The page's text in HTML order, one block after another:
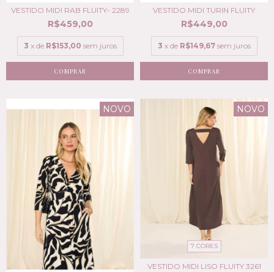
VESTIDO MIDI RAB FLUITY- 2289
R$459,00
3 x de R$153,00 sem juros
COMPRAR
VESTIDO MIDI TURIN FLUITY
R$449,00
3 x de R$149,67 sem juros
COMPRAR
NOVO NOVO
7 CORES
VESTIDO MIDI LISO FLUITY 3261